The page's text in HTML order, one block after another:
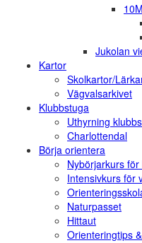
Jukolan
Kartor
Skolkartor/
Vägvalsarkivet
Klubbstuga
Uthyrning
Charlottendal
Börja orientera
Nybörjarkurs för
Intensivkurs för
Naturpasset
Hittaut
Orienteringtips